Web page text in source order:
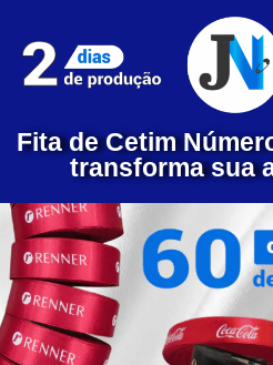
Fita de Cetim
transforma sua